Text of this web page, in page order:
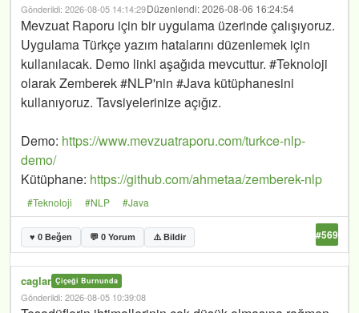
Gönderildi: 2026-08-05 14:14:29Düzenlendi: 2026-08-06 16:24:54
Mevzuat Raporu için bir uygulama üzerinde çalışıyoruz.
Uygulama Türkçe yazım hatalarını düzenlemek için
kullanılacak. Demo linki aşağıda mevcuttur. #Teknoloji
olarak Zemberek #NLP'nin #Java kütüphanesini
kullanıyoruz. Tavsiyelerinize açığız.
Demo: https://www.mevzuatraporu.com/turkce-nlp-
demo/
Kütüphane: https://github.com/ahmetaa/zemberek-nlp
#Teknoloji #NLP #Java
♥ 0 Beğen 💬 0 Yorum ⚠️ Bildir #569
caglar Çiçeği Burnunda
Gönderildi: 2026-08-05 10:39:08